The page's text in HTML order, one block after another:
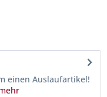
einen Auslaufartikel!